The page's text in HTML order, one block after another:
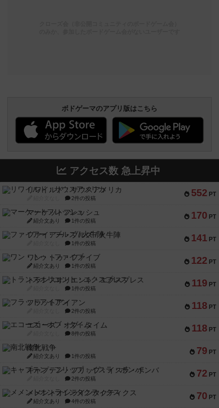
ボドゲーマのアプリ版はこちら
アクセス数 急上昇中
552 PT
リワイルド：サウスアメリカ
2件の投稿
170 PT
マーケットフレッシュ
紹介文あり 1件の投稿
141 PT
ファイアー・ブルズ / 火牛陣
1件の投稿
122 PT
ワン・トゥ・ファイブ
紹介文あり 1件の投稿
119 PT
トランスオリエント・エクスプレス
1件の投稿
118 PT
フラットアイアン
2件の投稿
118 PT
エコーズ・オブ・タイム
8件の投稿
79 PT
南北戦争
紹介文あり 1件の投稿
72 PT
キャプテン・フリップ：イスラ・ボンバ
2件の投稿
70 PT
メメントオンラインタクティクス
紹介文あり 4件の投稿